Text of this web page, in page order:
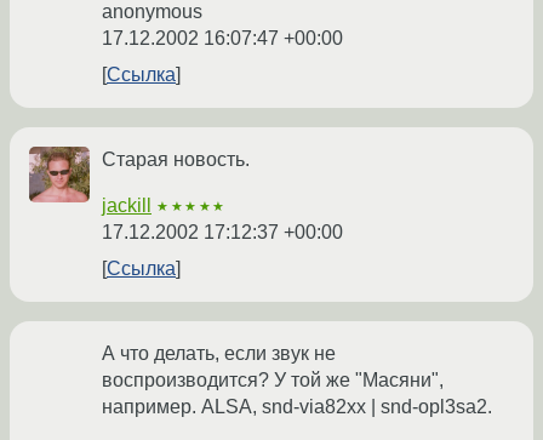
anonymous
17.12.2002 16:07:47 +00:00
Ссылка
Старая новость.
jackill ★★★★★
17.12.2002 17:12:37 +00:00
Ссылка
А что делать, если звук не
воспроизводится? У той же "Масяни",
например. ALSA, snd-via82xx | snd-opl3sa2.